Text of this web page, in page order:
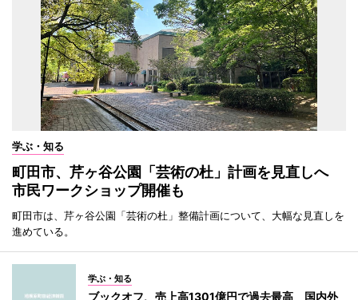
学ぶ・知る
町田市、芹ヶ谷公園「芸術の杜」計画を見直しへ
市民ワークショップ開催も
町田市は、芹ヶ谷公園「芸術の杜」整備計画について、大幅な見直しを
進めている。
学ぶ・知る
ブックオフ、売上高1301億円で過去最高 国内外